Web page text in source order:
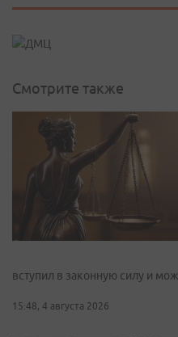
Смотрите также
вступил в законную силу и
15:48, 4 августа 2026